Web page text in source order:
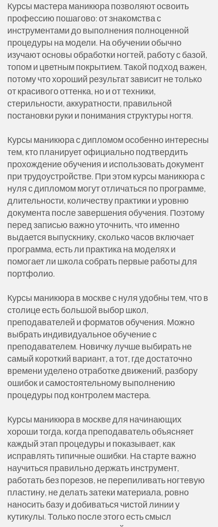
Курсы мастера маникюра позволяют освоить
профессию пошагово: от знакомства с
инструментами до выполнения полноценной
процедуры на модели. На обучении обычно
изучают основы обработки ногтей, работу с базой,
топом и цветным покрытием. Такой подход важен,
потому что хороший результат зависит не только
от красивого оттенка, но и от техники,
стерильности, аккуратности, правильной
постановки руки и понимания структуры ногтя.
Курсы маникюра с дипломом особенно интересны
тем, кто планирует официально подтвердить
прохождение обучения и использовать документ
при трудоустройстве. При этом курсы маникюра с
нуля с дипломом могут отличаться по программе,
длительности, количеству практики и уровню
документа после завершения обучения. Поэтому
перед записью важно уточнить, что именно
выдается выпускнику, сколько часов включает
программа, есть ли практика на моделях и
помогает ли школа собрать первые работы для
портфолио.
Курсы маникюра в москве с нуля удобны тем, что в
столице есть большой выбор школ,
преподавателей и форматов обучения. Можно
выбрать индивидуальное обучение с
преподавателем. Новичку лучше выбирать не
самый короткий вариант, а тот, где достаточно
времени уделено отработке движений, разбору
ошибок и самостоятельному выполнению
процедуры под контролем мастера.
Курсы маникюра в москве для начинающих
хороши тогда, когда преподаватель объясняет
каждый этап процедуры и показывает, как
исправлять типичные ошибки. На старте важно
научиться правильно держать инструмент,
работать без порезов, не перепиливать ногтевую
пластину, не делать затеки материала, ровно
наносить базу и добиваться чистой линии у
кутикулы. Только после этого есть смысл